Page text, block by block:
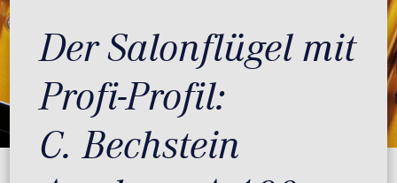
Der Salonflügel mit
Profi-Profil:
C. Bechstein